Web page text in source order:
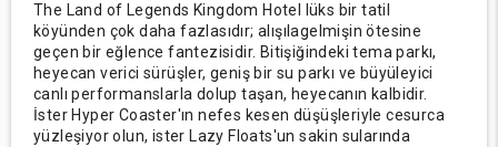
The Land of Legends Kingdom Hotel lüks bir tatil
köyünden çok daha fazlasıdır; alışılagelmişin ötesine
geçen bir eğlence fantezisidir. Bitişiğindeki tema parkı,
heyecan verici sürüşler, geniş bir su parkı ve büyüleyici
canlı performanslarla dolup taşan, heyecanın kalbidir.
İster Hyper Coaster'ın nefes kesen düşüşleriyle cesurca
yüzleşiyor olun, ister Lazy Floats'un sakin sularında